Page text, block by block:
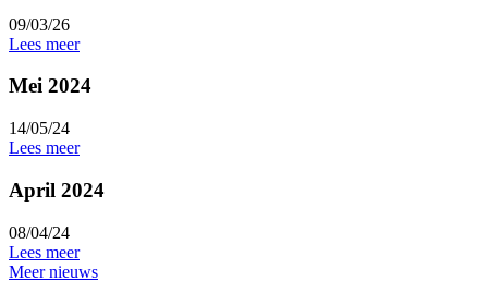
09/03/26
Lees meer
Mei 2024
14/05/24
Lees meer
April 2024
08/04/24
Lees meer
Meer nieuws